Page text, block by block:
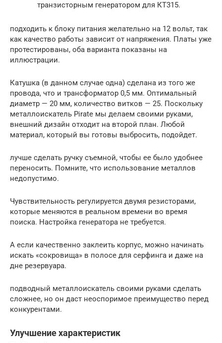
транзисторным генератором для КТ315.
подходить к блоку питания желательно на 12 вольт, так
как качество работы зависит от напряжения. Платы уже
протестированы, оба варианта показаны на
иллюстрации.
Катушка (в данном случае одна) сделана из того же
провода, что и трансформатор 0,5 мм. Оптимальный
диаметр — 20 мм, количество витков — 25. Поскольку
металлоискатель Pirate мы делаем своими руками,
внешний дизайн отходит на второй план. Любой
материал, который вы готовы выбросить, подойдет.
лучше сделать ручку съемной, чтобы ее было удобнее
переносить. Помните, что использование металлов
недопустимо.
Чувствительность регулируется двумя резисторами,
которые меняются в реальном времени во время
поиска. Настройка генератора не требуется.
А если качественно заклеить корпус, можно начинать
искать «сокровища» в полосе для серфинга и даже на
дне резервуара.
подводный металлоискатель своими руками сделать
сложнее, но он даст неоспоримое преимущество перед
конкурентами.
Улучшение характеристик